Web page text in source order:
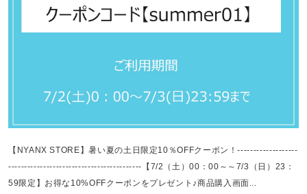
【NYANX STORE】暑い夏の土日限定10％OFFクーポン！-------------------
------------------------------------------【7/2（土）00：00～～7/3（日）23：
59限定】お得な10%OFFクーポンをプレゼント♪商品購入画面...